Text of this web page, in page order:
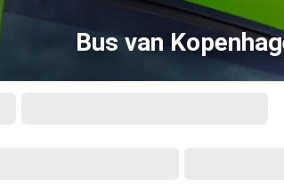
Bus van